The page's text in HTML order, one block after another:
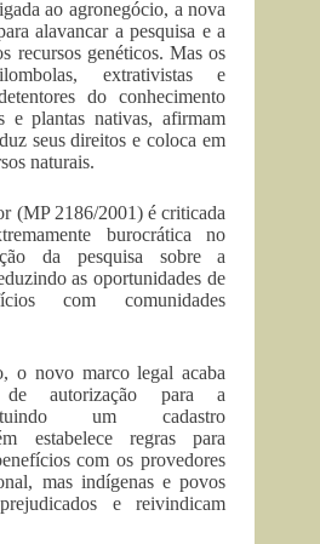
ao agronegócio, a nova
alavancar a pesquisa e a
recursos genéticos. Mas os
extrativistas e
do conhecimento
e plantas nativas, afirmam
seus direitos e coloca em
naturais.
(MP 2186/2001) é criticada
burocrática no
da pesquisa sobre a
as oportunidades de
com comunidades
o novo marco legal acaba
autorização para a
um cadastro
estabelece regras para
com os provedores
mas indígenas e povos
e reivindicam